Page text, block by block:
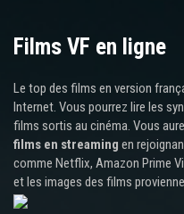
Films VF en ligne
Le top des films en version
Internet. Vous pourrez lire les
films sortis au cinéma. Vous
films en streaming en
comme Netflix, Amazon Prime
et les images des films